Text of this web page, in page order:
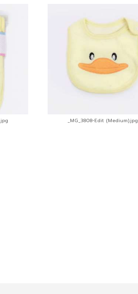
_MG_3808-Edit (Medium).jpg